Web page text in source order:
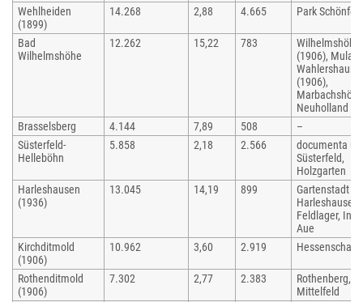
Wehlheiden
(1899)
14.268 2,88 4.665 Park Schönfeld
Bad
Wilhelmshöhe
12.262 15,22 783
Wilhelmshöhe
(1906),
(1906),
Neuholland
Brasselsberg
4.144 7,89 508
–
Süsterfeld-
Helleböhn
5.858 2,18 2.566
documenta
Süsterfeld,
Holzgarten
Harleshausen
(1936)
13.045 14,19 899
Gartenstadt
Feldlager, In
Aue
Kirchditmold
(1906)
10.962 3,60 2.919
Rothenditmold
(1906)
7.302 2,77 2.383
Rothenberg,
Mittelfeld